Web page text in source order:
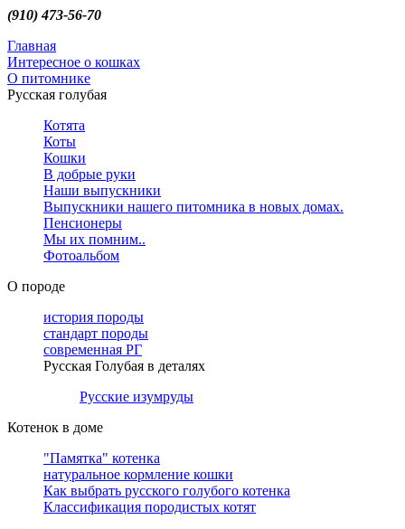
(910) 473-56-70
Главная
Интересное о кошках
О питомнике
Русская голубая
Котята
Коты
Кошки
В добрые руки
Наши выпускники
Выпускники нашего питомника в новых домах.
Пенсионеры
Мы их помним..
Фотоальбом
О породе
история породы
стандарт породы
современная РГ
Русская Голубая в деталях
Русские изумруды
Котенок в доме
"Памятка" котенка
натуральное кормление кошки
Как выбрать русского голубого котенка
Классификация породистых котят